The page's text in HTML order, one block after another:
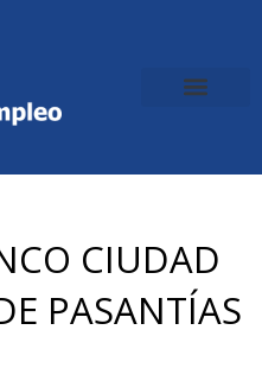
CIUDAD
PASANTÍAS